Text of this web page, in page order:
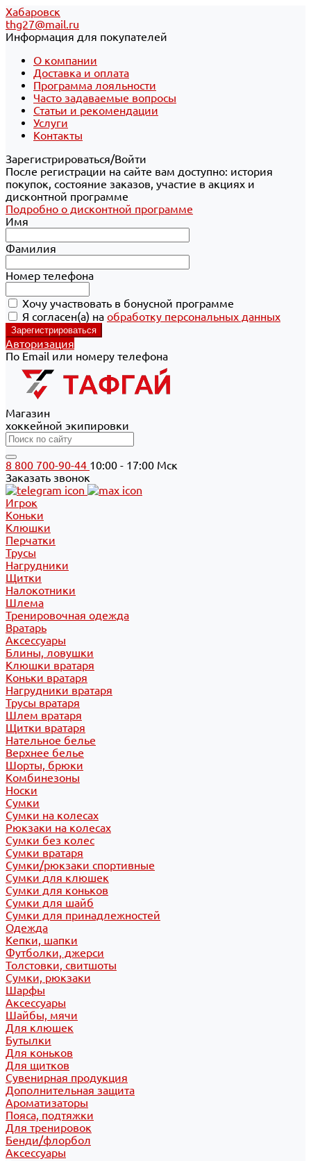
Хабаровск
thg27@mail.ru
Информация для покупателей
О компании
Доставка и оплата
Программа лояльности
Часто задаваемые вопросы
Статьи и рекомендации
Услуги
Контакты
Зарегистрироваться/Войти
После регистрации на сайте вам доступно: история
покупок, состояние заказов, участие в акциях и
дисконтной программе
Подробно о дисконтной программе
Имя
Фамилия
Номер телефона
Хочу участвовать в бонусной программе
Я согласен(а) на обработку персональных данных
Авторизация
По Email или номеру телефона
Магазин
хоккейной экипировки
8 800 700-90-44 10:00 - 17:00 Мск
Заказать звонок
Игрок
Коньки
Клюшки
Перчатки
Трусы
Нагрудники
Щитки
Налокотники
Шлема
Тренировочная одежда
Вратарь
Аксессуары
Блины, ловушки
Клюшки вратаря
Коньки вратаря
Нагрудники вратаря
Трусы вратаря
Шлем вратаря
Щитки вратаря
Нательное белье
Верхнее белье
Шорты, брюки
Комбинезоны
Носки
Сумки
Сумки на колесах
Рюкзаки на колесах
Сумки без колес
Сумки вратаря
Сумки/рюкзаки спортивные
Сумки для клюшек
Сумки для коньков
Сумки для шайб
Сумки для принадлежностей
Одежда
Кепки, шапки
Футболки, джерси
Толстовки, свитшоты
Сумки, рюкзаки
Шарфы
Аксессуары
Шайбы, мячи
Для клюшек
Бутылки
Для коньков
Для щитков
Сувенирная продукция
Дополнительная защита
Ароматизаторы
Пояса, подтяжки
Для тренировок
Бенди/флорбол
Аксессуары